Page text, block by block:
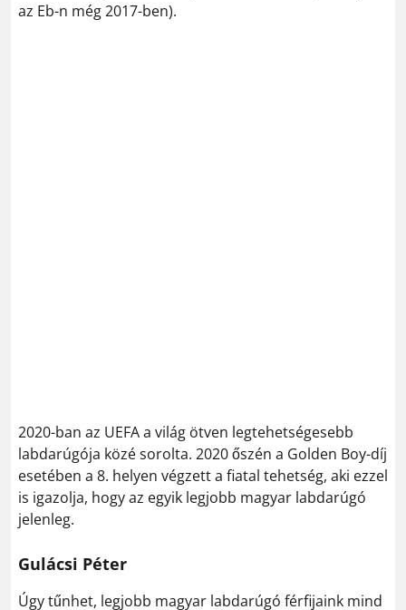
az Eb-n még 2017-ben).
2020-ban az UEFA a világ ötven legtehetségesebb
labdarúgója közé sorolta. 2020 őszén a Golden Boy-díj
esetében a 8. helyen végzett a fiatal tehetség, aki ezzel
is igazolja, hogy az egyik legjobb magyar labdarúgó
jelenleg.
Gulácsi Péter
Úgy tűnhet, legjobb magyar labdarúgó férfijaink mind